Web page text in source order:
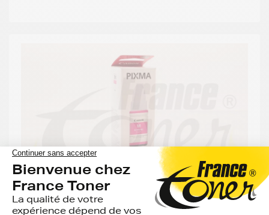
Recharge Encre CANON GI-590M (1605C001)